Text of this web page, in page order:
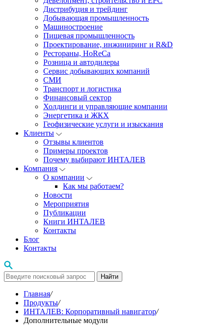
Дистрибуция и трейдинг
Добывающая промышленность
Машиностроение
Пищевая промышленность
Проектирование, инжиниринг и R&D
Рестораны, HoReCa
Розница и автодилеры
Сервис добывающих компаний
СМИ
Транспорт и логистика
Финансовый сектор
Холдинги и управляющие компании
Энергетика и ЖКХ
Геофизические услуги и изыскания
Клиенты
Отзывы клиентов
Примеры проектов
Почему выбирают ИНТАЛЕВ
Компания
О компании
Как мы работаем?
Новости
Мероприятия
Публикации
Книги ИНТАЛЕВ
Контакты
Блог
Контакты
Найти
Главная/
Продукты/
ИНТАЛЕВ: Корпоративный навигатор/
Дополнительные модули